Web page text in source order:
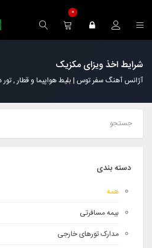
0
شرایط اخذ ویزای مکزیک
آژانس آهنگ سفر توس | بلیط هواپیما و قطار ,
دسته بندی
همه
بیمه مسافرتی
مدارک تورهای خارجی